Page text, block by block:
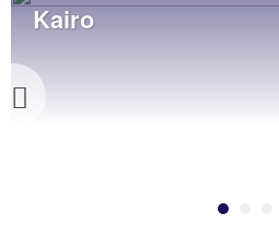
Previous
Kairo